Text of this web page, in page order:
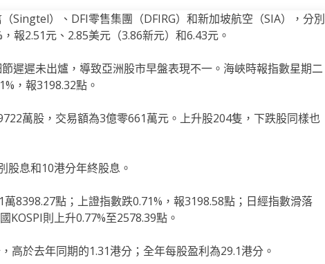
Singtel）、DFI零售集團（DFIRG）和新加坡航空（SIA），分別
報2.51元、2.85美元（3.86新元）和6.43元。
遲遲未出爐，導致亞洲股市早盤表現不一。海峽時報指數星期二
，報3198.32點。
萬股，交易額為3億零661萬元。上升股204隻，下跌股同樣也
股息和10港分年終股息。
8398.27點；上證指數跌0.71%，報3198.58點；日經指數滑落
KOSPI則上升0.77%至2578.39點。
高於去年同期的1.31港分；全年每股盈利為29.1港分。